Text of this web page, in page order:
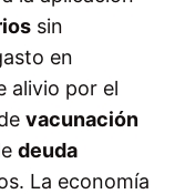
sin
en
alivio por el
vacunación
deuda
La economía